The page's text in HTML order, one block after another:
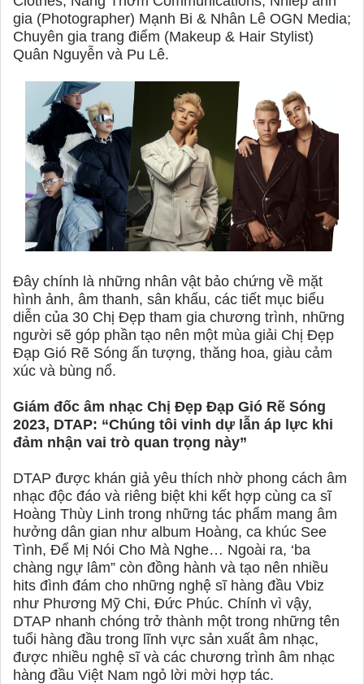
gia (Photographer) Mạnh Bi & Nhân Lê OGN Media;
Chuyên gia trang điểm (Makeup & Hair Stylist)
Quân Nguyễn và Pu Lê.
Đây chính là những nhân vật bảo chứng về mặt
hình ảnh, âm thanh, sân khấu, các tiết mục biểu
diễn của 30 Chị Đẹp tham gia chương trình, những
người sẽ góp phần tạo nên một mùa giải Chị Đẹp
Đạp Gió Rẽ Sóng ấn tượng, thăng hoa, giàu cảm
xúc và bùng nổ.
Giám đốc âm nhạc Chị Đẹp Đạp Gió Rẽ Sóng
2023, DTAP: “Chúng tôi vinh dự lẫn áp lực khi
đảm nhận vai trò quan trọng này”
DTAP được khán giả yêu thích nhờ phong cách âm
nhạc độc đáo và riêng biệt khi kết hợp cùng ca sĩ
Hoàng Thùy Linh trong những tác phẩm mang âm
hưởng dân gian như album Hoàng, ca khúc See
Tình, Để Mị Nói Cho Mà Nghe… Ngoài ra, ‘ba
chàng ngự lâm” còn đồng hành và tạo nên nhiều
hits đình đám cho những nghệ sĩ hàng đầu Vbiz
như Phương Mỹ Chi, Đức Phúc. Chính vì vậy,
DTAP nhanh chóng trở thành một trong những tên
tuổi hàng đầu trong lĩnh vực sản xuất âm nhạc,
được nhiều nghệ sĩ và các chương trình âm nhạc
hàng đầu Việt Nam ngỏ lời mời hợp tác.